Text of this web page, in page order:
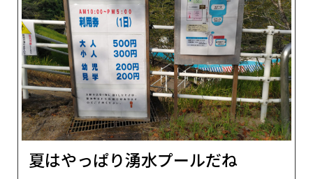
夏はやっぱり湧水プールだね